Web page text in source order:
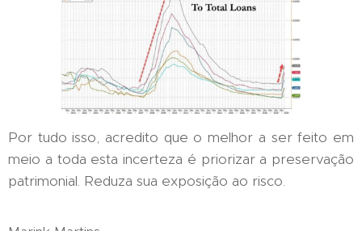
Por tudo isso, acredito que o melhor a ser feito em
meio a toda esta incerteza é priorizar a preservação
patrimonial. Reduza sua exposição ao risco.